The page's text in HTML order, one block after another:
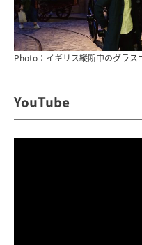
Photo：イギリス縦断中のグラス
YouTube